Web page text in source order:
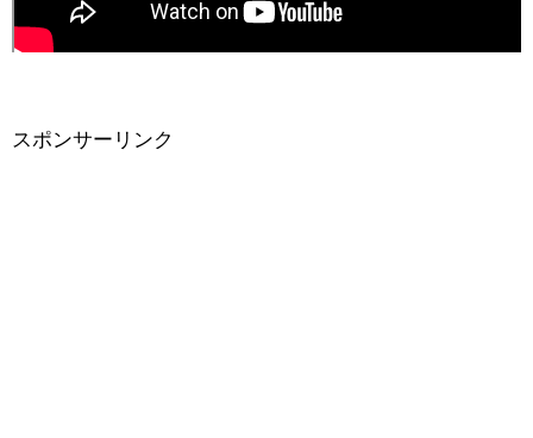
スポンサーリンク